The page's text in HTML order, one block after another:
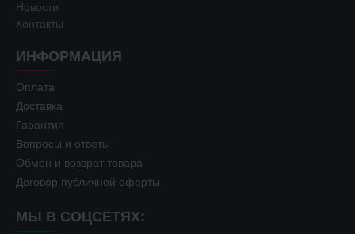
Новости
Контакты
ИНФОРМАЦИЯ
Оплата
Доставка
Гарантия
Вопросы и ответы
Обмен и возврат товара
Договор публичной оферты
МЫ В СОЦСЕТЯХ: